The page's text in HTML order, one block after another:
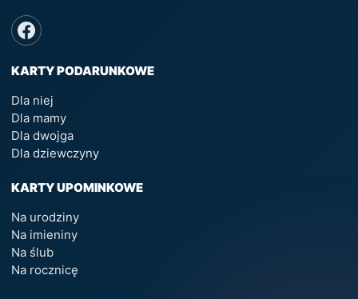
KARTY PODARUNKOWE
Dla niej
Dla mamy
Dla dwojga
Dla dziewczyny
KARTY UPOMINKOWE
Na urodziny
Na imieniny
Na ślub
Na rocznicę